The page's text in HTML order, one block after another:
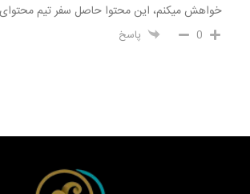
خواهش میکنم، این محتوا حاصل سفر تیم
0 پاسخ